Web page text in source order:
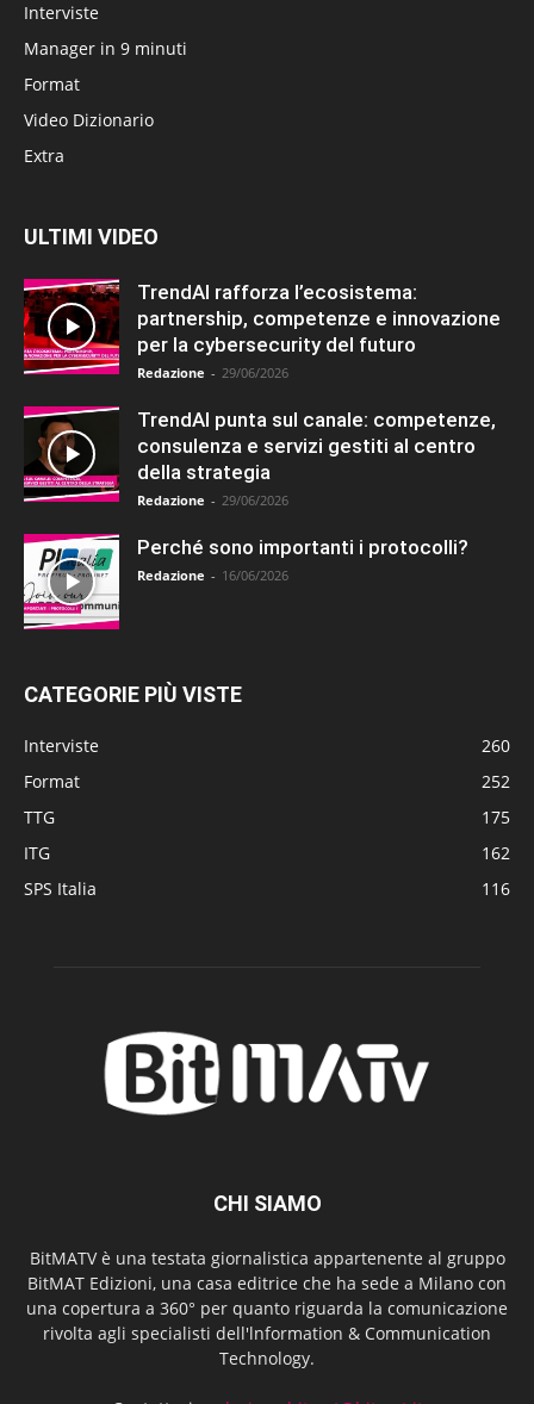
Interviste
Manager in 9 minuti
Format
Video Dizionario
Extra
ULTIMI VIDEO
TrendAI rafforza l’ecosistema:
partnership, competenze e innovazione
per la cybersecurity del futuro
Redazione - 29/06/2026
TrendAI punta sul canale: competenze,
consulenza e servizi gestiti al centro
della strategia
Redazione - 29/06/2026
Perché sono importanti i protocolli?
Redazione - 16/06/2026
CATEGORIE PIÙ VISTE
Interviste
260
Format
252
TTG
175
ITG
162
SPS Italia
116
CHI SIAMO
BitMATV è una testata giornalistica appartenente al gruppo
BitMAT Edizioni, una casa editrice che ha sede a Milano con
una copertura a 360° per quanto riguarda la comunicazione
rivolta agli specialisti dell'lnformation & Communication
Technology.